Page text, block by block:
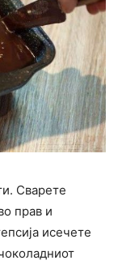
Сварете
прав и
исечете